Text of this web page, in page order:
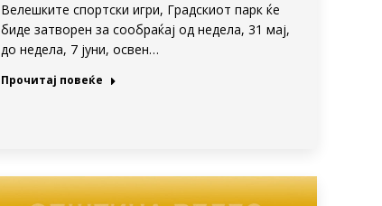
Велешките спортски игри, Градскиот парк ќе
биде затворен за сообраќај од недела, 31 мај,
до недела, 7 јуни, освен…
Прочитај повеќе